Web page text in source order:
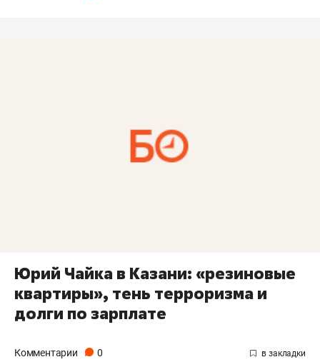
Юрий Чайка в Казани: «резиновые
квартиры», тень терроризма и
долги по зарплате
Комментарии 0